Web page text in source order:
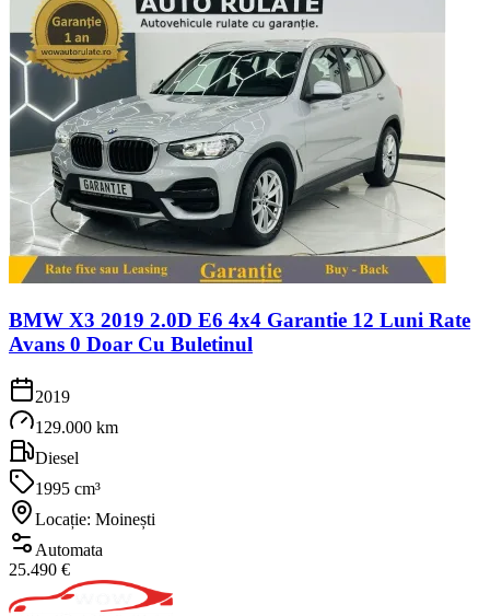
BMW X3 2019 2.0D E6 4x4 Garantie 12 Luni Rate
Avans 0 Doar Cu Buletinul
2019
129.000 km
Diesel
1995 cm³
Locație: Moinești
Automata
25.490 €